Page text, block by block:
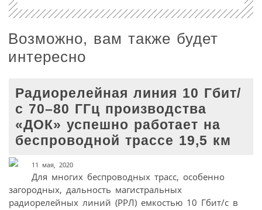
Возможно, вам также будет
интересно
Радиорелейная линия 10 Гбит/
с 70–80 ГГц производства
«ДОК» успешно работает на
беспроводной трассе 19,5 км
11 мая, 2020
Для многих беспроводных трасс, особенно
загородных, дальность магистральных
радиорелейных линий (РРЛ) емкостью 10 Гбит/с в